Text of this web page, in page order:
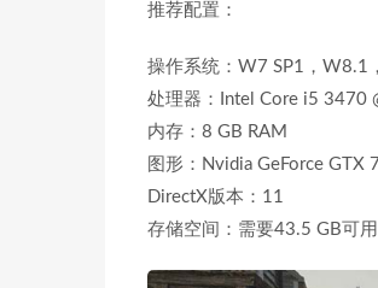
推荐配置：
操作系统：W7 SP1，W8.1
处理器：Intel Core i5 3470
内存：8 GB RAM
图形：Nvidia GeForce
DirectX版本：11
存储空间：需要43.5 GB可用